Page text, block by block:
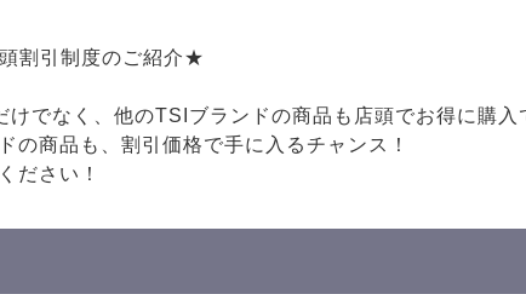
割引制度のご紹介★
でなく、他のTSIブランドの商品も店頭でお得に購入
の商品も、割引価格で手に入るチャンス！
ださい！